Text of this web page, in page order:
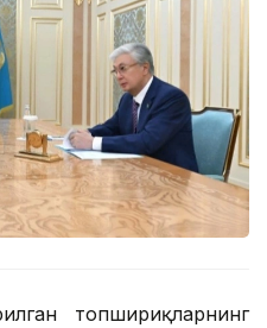
топшириқларнинг